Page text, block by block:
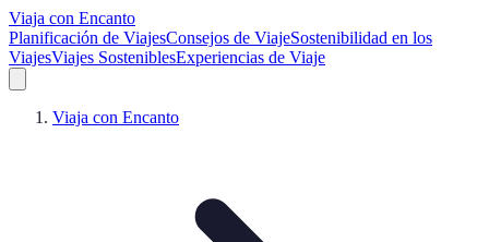
Viaja con Encanto
Planificación de ViajesConsejos de ViajeSostenibilidad en los
ViajesViajes SosteniblesExperiencias de Viaje
Viaja con Encanto